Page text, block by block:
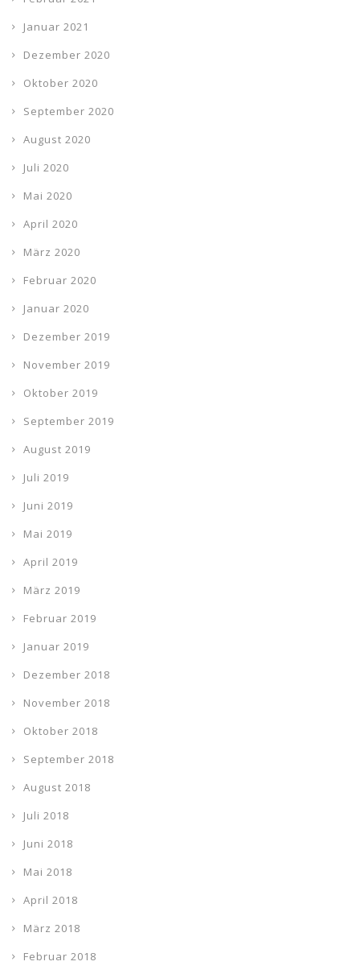
Januar 2021
Dezember 2020
Oktober 2020
September 2020
August 2020
Juli 2020
Mai 2020
April 2020
März 2020
Februar 2020
Januar 2020
Dezember 2019
November 2019
Oktober 2019
September 2019
August 2019
Juli 2019
Juni 2019
Mai 2019
April 2019
März 2019
Februar 2019
Januar 2019
Dezember 2018
November 2018
Oktober 2018
September 2018
August 2018
Juli 2018
Juni 2018
Mai 2018
April 2018
März 2018
Februar 2018